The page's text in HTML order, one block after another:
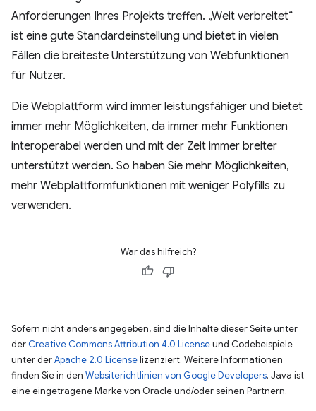
Anforderungen Ihres Projekts treffen. „Weit verbreitet“
ist eine gute Standardeinstellung und bietet in vielen
Fällen die breiteste Unterstützung von Webfunktionen
für Nutzer.
Die Webplattform wird immer leistungsfähiger und bietet
immer mehr Möglichkeiten, da immer mehr Funktionen
interoperabel werden und mit der Zeit immer breiter
unterstützt werden. So haben Sie mehr Möglichkeiten,
mehr Webplattformfunktionen mit weniger Polyfills zu
verwenden.
War das hilfreich?
Sofern nicht anders angegeben, sind die Inhalte dieser Seite unter
der Creative Commons Attribution 4.0 Licenseund Codebeispiele
unter derApache 2.0 Licenselizenziert. Weitere Informationen
finden Sie in den Websiterichtlinien von Google Developers. Java ist
eine eingetragene Marke von Oracle und/oder seinen Partnern.